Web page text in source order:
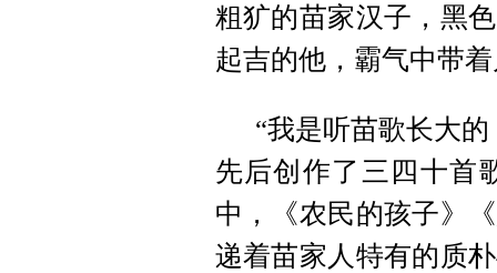
粗犷的苗家汉子，黑
起吉的他，霸气中带
“我是听苗歌长大
先后创作了三四十首
中，《农民的孩子》
递着苗家人特有的质